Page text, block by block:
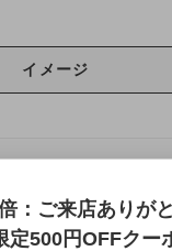
イメージ
、現代の日常に寄り
工房にて制作を行う、
イドシルバーアクセ
：ご来店ありが
定500円OFFクー